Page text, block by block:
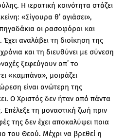
Η ιερατική κοινότητα στάζει
«Σίγουρα θ’ αγιάσει»,
οι ρασοφόροι και
αναλάβει τη διοίκηση της
και τη διευθύνει με σύνεση
ξεφεύγουν απ’ το
«καμπάνα», μοιράζει
είναι ανώτερη της
Ο Χριστός δεν ήταν από πάντα
τη μοναστική ζωή πριν
της δεν έχει αποκαλύψει ποια
του Θεού. Μέχρι να βρεθεί η